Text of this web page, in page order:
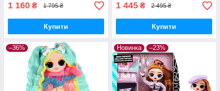
1 160 ₴ 1 795 ₴
Купити
1 445 ₴ 2 495 ₴
Купити
–36% Новинка –23%